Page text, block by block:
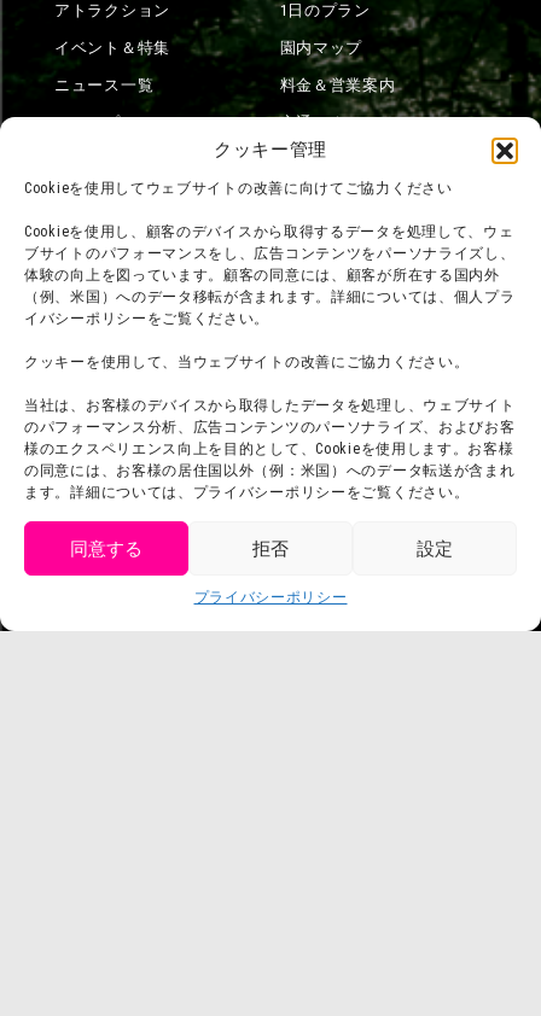
クッキー管理
Cookieを使用してウェブサイトの改善に向けてご協力ください
Cookieを使用し、顧客のデバイスから取得するデータを処理して、ウェ
ブサイトのパフォーマンスをし、広告コンテンツをパーソナライズし、
体験の向上を図っています。顧客の同意には、顧客が所在する国内外
（例、米国）へのデータ移転が含まれます。詳細については、個人プラ
イバシーポリシーをご覧ください。
クッキーを使用して、当ウェブサイトの改善にご協力ください。
当社は、お客様のデバイスから取得したデータを処理し、ウェブサイト
のパフォーマンス分析、広告コンテンツのパーソナライズ、およびお客
様のエクスペリエンス向上を目的として、Cookieを使用します。お客様
の同意には、お客様の居住国以外（例：米国）へのデータ転送が含まれ
ます。詳細については、プライバシーポリシーをご覧ください。
同意する 拒否 設定
プライバシーポリシー
アトラクション
イベント＆特集
ニュース一覧
ショップ
オンラインショップ
宿泊
1日のプラン
園内マップ
料金＆営業案内
交通アクセス
ニジゲンノモリとは？
団体利用について
チームビルディング計画
よくある質問・
お問い合わせ
利用規約
プレスリリース
SNS
法令に基づく表記
会社概要
スタッフ募集